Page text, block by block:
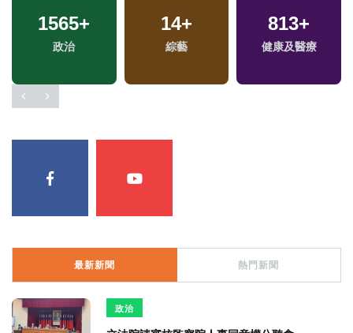
1565+
政治
14+
綜藝
813+
健康及醫療
最新新聞 熱門新聞
政治